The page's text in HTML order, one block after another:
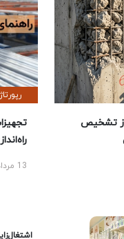
تشخیص
رپورتاژ
13 مرداد 1405